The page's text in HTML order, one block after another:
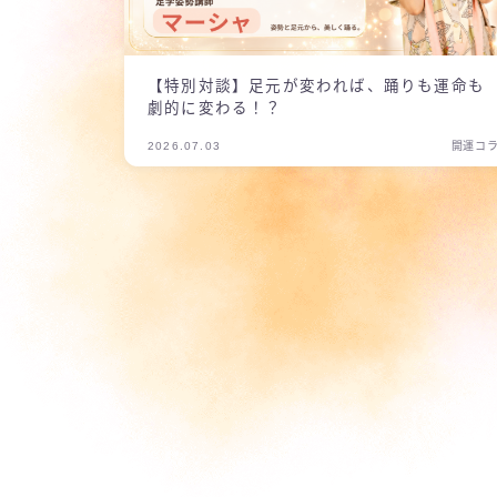
【特別対談】足元が変われば、踊りも運命も
劇的に変わる！？
2026.07.03 開運コ